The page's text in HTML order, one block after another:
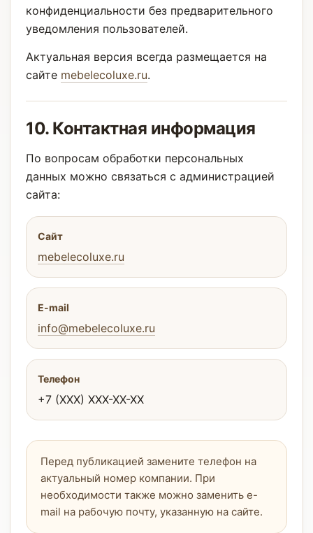
конфиденциальности без предварительного
уведомления пользователей.
Актуальная версия всегда размещается на
сайте mebelecoluxe.ru.
10. Контактная информация
По вопросам обработки персональных
данных можно связаться с администрацией
сайта:
Сайт
mebelecoluxe.ru
E-mail
info@mebelecoluxe.ru
Телефон
+7 (XXX) XXX-XX-XX
Перед публикацией замените телефон на
актуальный номер компании. При
необходимости также можно заменить e-
mail на рабочую почту, указанную на сайте.